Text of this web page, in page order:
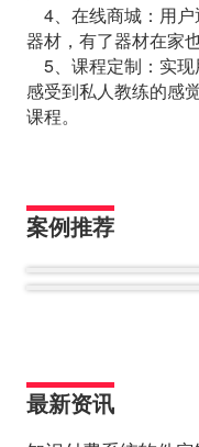
4、在线商城：用户
器材，有了器材在家
5、课程定制：实现
感受到私人教练的感
课程。
案例推荐
最新资讯